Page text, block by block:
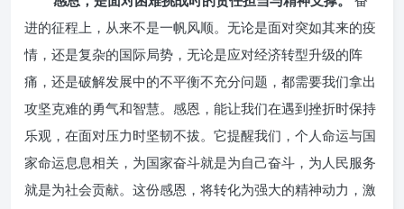
进的征程上，从来不是一帆风顺。无论是面对突如其来的疫
情，还是复杂的国际局势，无论是应对经济转型升级的阵
痛，还是破解发展中的不平衡不充分问题，都需要我们拿出
攻坚克难的勇气和智慧。感恩，能让我们在遇到挫折时保持
乐观，在面对压力时坚韧不拔。它提醒我们，个人命运与国
家命运息息相关，为国家奋斗就是为自己奋斗，为人民服务
就是为社会贡献。这份感恩，将转化为强大的精神动力，激